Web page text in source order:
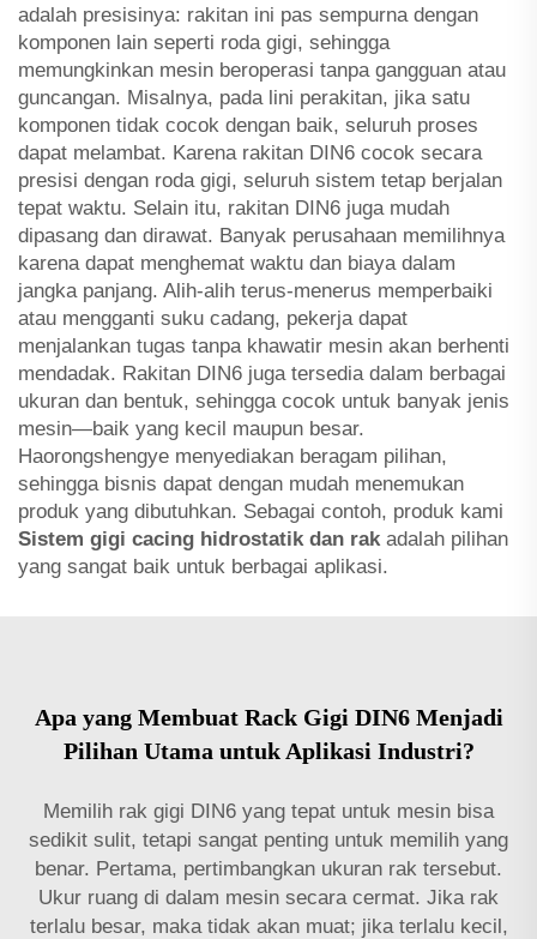
adalah presisinya: rakitan ini pas sempurna dengan
komponen lain seperti roda gigi, sehingga
memungkinkan mesin beroperasi tanpa gangguan atau
guncangan. Misalnya, pada lini perakitan, jika satu
komponen tidak cocok dengan baik, seluruh proses
dapat melambat. Karena rakitan DIN6 cocok secara
presisi dengan roda gigi, seluruh sistem tetap berjalan
tepat waktu. Selain itu, rakitan DIN6 juga mudah
dipasang dan dirawat. Banyak perusahaan memilihnya
karena dapat menghemat waktu dan biaya dalam
jangka panjang. Alih-alih terus-menerus memperbaiki
atau mengganti suku cadang, pekerja dapat
menjalankan tugas tanpa khawatir mesin akan berhenti
mendadak. Rakitan DIN6 juga tersedia dalam berbagai
ukuran dan bentuk, sehingga cocok untuk banyak jenis
mesin—baik yang kecil maupun besar.
Haorongshengye menyediakan beragam pilihan,
sehingga bisnis dapat dengan mudah menemukan
produk yang dibutuhkan. Sebagai contoh, produk kami
Sistem gigi cacing hidrostatik dan rak adalah pilihan
yang sangat baik untuk berbagai aplikasi.
Apa yang Membuat Rack Gigi DIN6 Menjadi
Pilihan Utama untuk Aplikasi Industri?
Memilih rak gigi DIN6 yang tepat untuk mesin bisa
sedikit sulit, tetapi sangat penting untuk memilih yang
benar. Pertama, pertimbangkan ukuran rak tersebut.
Ukur ruang di dalam mesin secara cermat. Jika rak
terlalu besar, maka tidak akan muat; jika terlalu kecil,